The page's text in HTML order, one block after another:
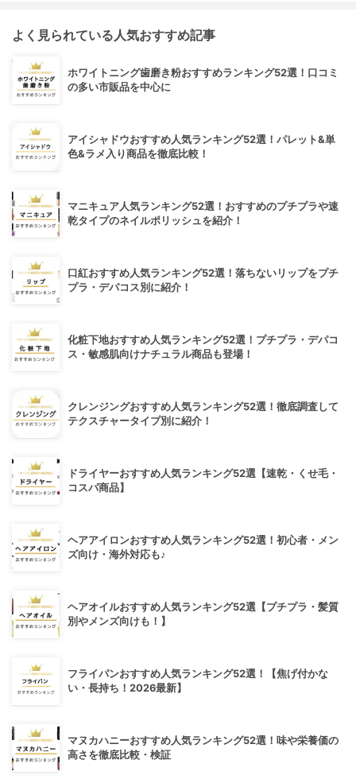
よく見られている人気おすすめ記事
ホワイトニング歯磨き粉おすすめランキング52選！口コミ
の多い市販品を中心に
アイシャドウおすすめ人気ランキング52選！パレット&単
色&ラメ入り商品を徹底比較！
マニキュア人気ランキング52選！おすすめのプチプラや速
乾タイプのネイルポリッシュを紹介！
口紅おすすめ人気ランキング52選！落ちないリップをプチ
プラ・デパコス別に紹介！
化粧下地おすすめ人気ランキング52選！プチプラ・デパコ
ス・敏感肌向けナチュラル商品も登場！
クレンジングおすすめ人気ランキング52選！徹底調査して
テクスチャータイプ別に紹介！
ドライヤーおすすめ人気ランキング52選【速乾・くせ毛・
コスパ商品】
ヘアアイロンおすすめ人気ランキング52選！初心者・メン
ズ向け・海外対応も♪
ヘアオイルおすすめ人気ランキング52選【プチプラ・髪質
別やメンズ向けも！】
フライパンおすすめ人気ランキング52選！【焦げ付かな
い・長持ち！2026最新】
マヌカハニーおすすめ人気ランキング52選！味や栄養価の
高さを徹底比較・検証